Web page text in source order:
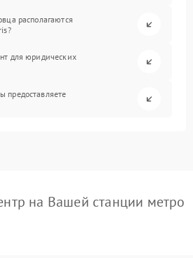
располагаются
для юридических
предоставляете
на Вашей станции метро